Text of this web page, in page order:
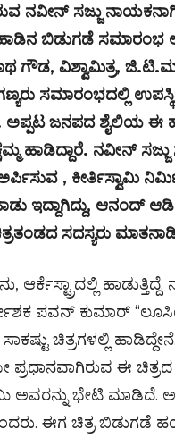
ನವೀನ್ ಸಜ್ಜು
ಬಿಡುಗಡೆ ಸಮಾರಂಭ
ಗೌಡ, ವಿಶ್ವಾಮಿತ್ರ,
ಸಮಾರಂಭದಲ್ಲಿ
ಅಪ್ಪಟ ಜನಪದ ಶೈಲಿಯ
ಹಾಡಿದ್ದಾರೆ. ನವೀನ್
, ಕೀರ್ತಿಸ್ವಾಮಿ
ಇದ್ದಾಗಿದ್ದು, ಆನಂದ್
ಸದಸ್ಯರು
ಹಾಡುತ್ತಿದ್ದೆ.
ಪವನ್ ಕುಮಾರ್
ಚಿತ್ರಗಳಲ್ಲಿ
ಈ
ಅವರನ್ನು ಭೇಟಿ
ಈಗ ಚಿತ್ರ ಬಿಡುಗಡೆ